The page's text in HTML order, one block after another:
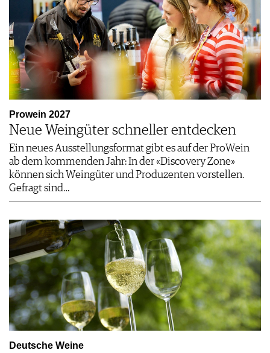
Prowein 2027
Neue Weingüter schneller entdecken
Ein neues Ausstellungsformat gibt es auf der ProWein
ab dem kommenden Jahr: In der «Discovery Zone»
können sich Weingüter und Produzenten vorstellen.
Gefragt sind…
Deutsche Weine